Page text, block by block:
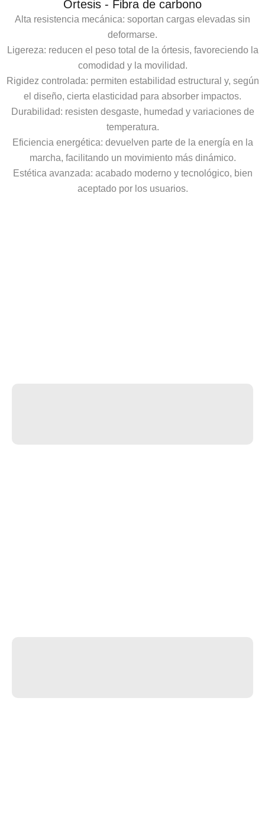
Órtesis - Fibra de carbono
Alta resistencia mecánica: soportan cargas elevadas sin
deformarse.
Ligereza: reducen el peso total de la órtesis, favoreciendo la
comodidad y la movilidad.
Rigidez controlada: permiten estabilidad estructural y, según
el diseño, cierta elasticidad para absorber impactos.
Durabilidad: resisten desgaste, humedad y variaciones de
temperatura.
Eficiencia energética: devuelven parte de la energía en la
marcha, facilitando un movimiento más dinámico.
Estética avanzada: acabado moderno y tecnológico, bien
aceptado por los usuarios.